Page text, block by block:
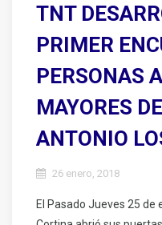
TNT
PRIMER
PERSONAS
MAYORES
ANTONIO
26 enero, 2018
El Pasado Jueves 25 de